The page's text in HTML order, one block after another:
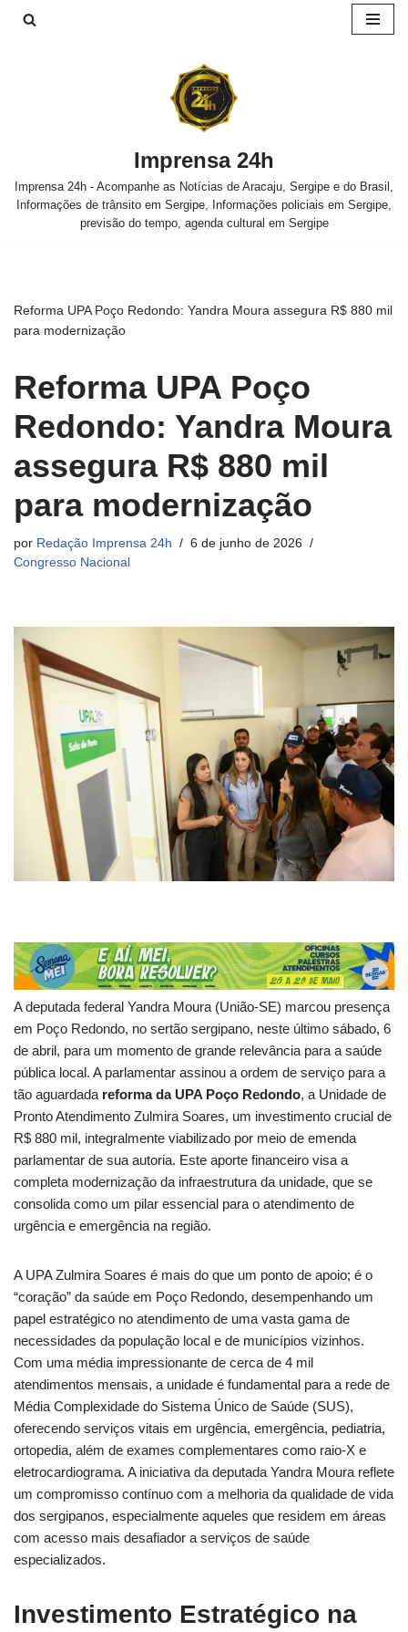
Imprensa 24h
Imprensa 24h - Acompanhe as Notícias de Aracaju, Sergipe e do Brasil,
Informações de trânsito em Sergipe, Informações policiais em Sergipe,
previsão do tempo, agenda cultural em Sergipe
Reforma UPA Poço Redondo: Yandra Moura assegura R$ 880 mil
para modernização
Reforma UPA Poço
Redondo: Yandra Moura
assegura R$ 880 mil
para modernização
por Redação Imprensa 24h
6 de junho de 2026
Congresso Nacional
A deputada federal Yandra Moura (União-SE) marcou presença
em Poço Redondo, no sertão sergipano, neste último sábado, 6
de abril, para um momento de grande relevância para a saúde
pública local. A parlamentar assinou a ordem de serviço para a
tão aguardada reforma da UPA Poço Redondo, a Unidade de
Pronto Atendimento Zulmira Soares, um investimento crucial de
R$ 880 mil, integralmente viabilizado por meio de emenda
parlamentar de sua autoria. Este aporte financeiro visa a
completa modernização da infraestrutura da unidade, que se
consolida como um pilar essencial para o atendimento de
urgência e emergência na região.
A UPA Zulmira Soares é mais do que um ponto de apoio; é o
“coração” da saúde em Poço Redondo, desempenhando um
papel estratégico no atendimento de uma vasta gama de
necessidades da população local e de municípios vizinhos.
Com uma média impressionante de cerca de 4 mil
atendimentos mensais, a unidade é fundamental para a rede de
Média Complexidade do Sistema Único de Saúde (SUS),
oferecendo serviços vitais em urgência, emergência, pediatria,
ortopedia, além de exames complementares como raio-X e
eletrocardiograma. A iniciativa da deputada Yandra Moura reflete
um compromisso contínuo com a melhoria da qualidade de vida
dos sergipanos, especialmente aqueles que residem em áreas
com acesso mais desafiador a serviços de saúde
especializados.
Investimento Estratégico na